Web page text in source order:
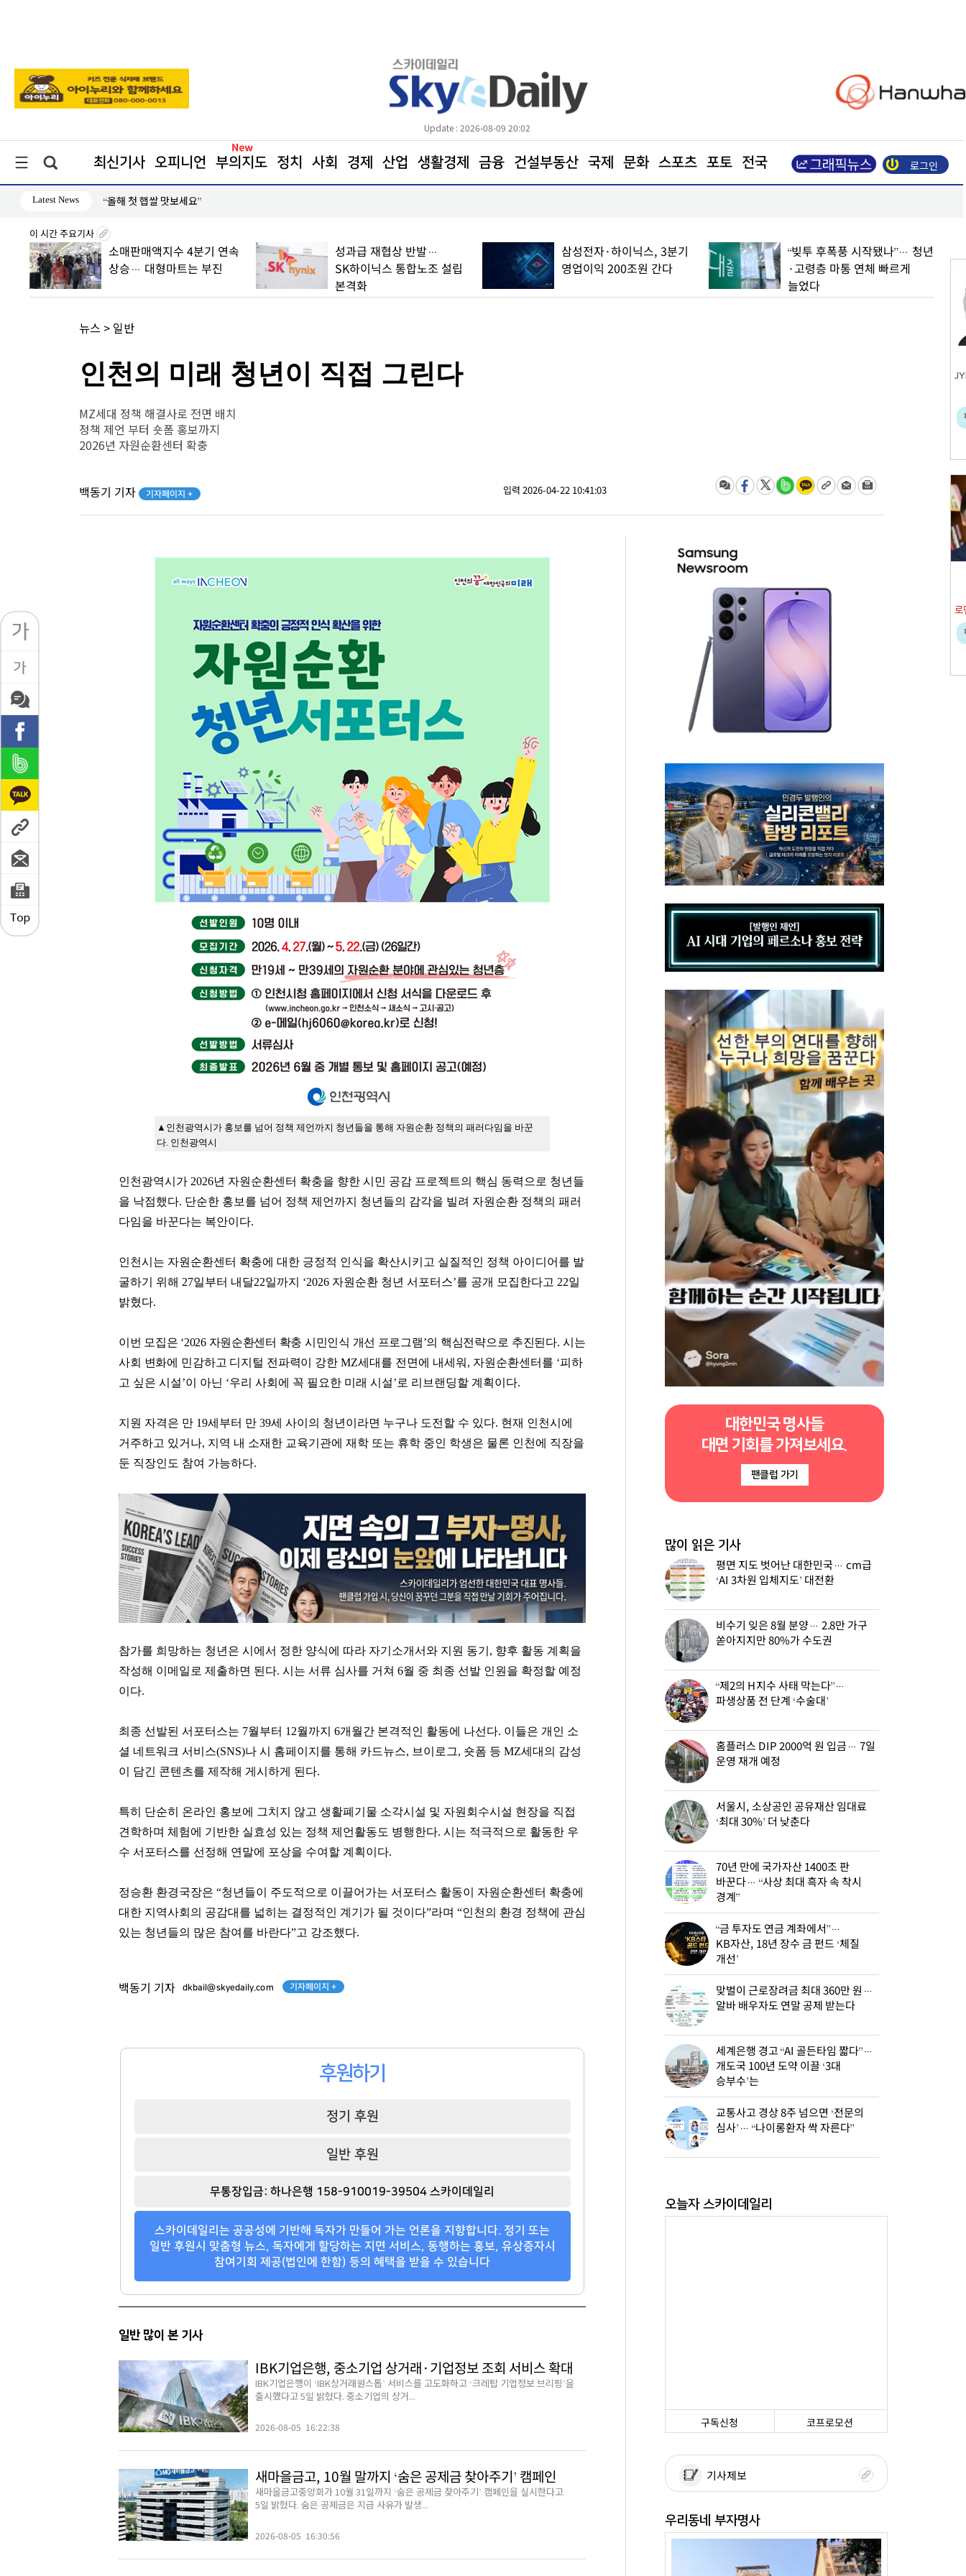
Update : 2026-08-09 20:02
최신기사 오피니언 부의지도 정치 사회 경제 산업 생활경제 금융 건설부동산 국제 문화 스포츠 포토 전국 로그인
Latest News “올해 첫 햅쌀 맛보세요”
이 시간 주요기사
소매판매액지수 4분기 연속
상승… 대형마트는 부진
성과급 재협상 반발…
SK하이닉스 통합노조 설립
본격화
삼성전자·하이닉스, 3분기
영업이익 200조원 간다
“빚투 후폭풍 시작됐나”… 청년
·고령층 마통 연체 빠르게
늘었다
뉴스 > 일반
인천의 미래 청년이 직접 그린다
MZ세대 정책 해결사로 전면 배치
정책 제언 부터 숏폼 홍보까지
2026년 자원순환센터 확충
백동기 기자 기자페이지 + 입력 2026-04-22 10:41:03
▲ 인천광역시가 홍보를 넘어 정책 제언까지 청년들을 통해 자원순환 정책의 패러다임을 바꾼
다. 인천광역시
인천광역시가 2026년 자원순환센터 확충을 향한 시민 공감 프로젝트의 핵심 동력으로 청년들
을 낙점했다. 단순한 홍보를 넘어 정책 제언까지 청년들의 감각을 빌려 자원순환 정책의 패러
다임을 바꾼다는 복안이다.
인천시는 자원순환센터 확충에 대한 긍정적 인식을 확산시키고 실질적인 정책 아이디어를 발
굴하기 위해 27일부터 내달22일까지 ‘2026 자원순환 청년 서포터스’를 공개 모집한다고 22일
밝혔다.
이번 모집은 ‘2026 자원순환센터 확충 시민인식 개선 프로그램’의 핵심전략으로 추진된다. 시는
사회 변화에 민감하고 디지털 전파력이 강한 MZ세대를 전면에 내세워 , 자원순환센터를 ‘피하
고 싶은 시설’이 아닌 ‘우리 사회에 꼭 필요한 미래 시설’로 리브랜딩할 계획이다.
지원 자격은 만 19세부터 만 39세 사이의 청년이라면 누구나 도전할 수 있다. 현재 인천시에
거주하고 있거나, 지역 내 소재한 교육기관에 재학 또는 휴학 중인 학생은 물론 인천에 직장을
둔 직장인도 참여 가능하다.
박종문
삼성증권
롯데캐슬갤럭시
팬클럽 참여
이환주
KB국민은행
은평뉴타운폭포동힐스테이트4-2단지
팬클럽 참여
윤웅섭
일동제약
신한엔시모
팬클럽 참여
HK이노엔
서초호반써밋
오뚜기
이니그마빌2
참가를 희망하는 청년은 시에서 정한 양식에 따라 자기소개서와 지원 동기 , 향후 활동 계획을
작성해 이메일로 제출하면 된다. 시는 서류 심사를 거쳐 6월 중 최종 선발 인원을 확정할 예정
이다.
최종 선발된 서포터스는 7월부터 12월까지 6개월간 본격적인 활동에 나선다. 이들은 개인 소
셜 네트워크 서비스(SNS)나 시 홈페이지를 통해 카드뉴스, 브이로그, 숏폼 등 MZ세대의 감성
이 담긴 콘텐츠를 제작해 게시하게 된다.
특히 단순히 온라인 홍보에 그치지 않고 생활폐기물 소각시설 및 자원회수시설 현장을 직접
견학하며 체험에 기반한 실효성 있는 정책 제언활동도 병행한다. 시는 적극적으로 활동한 우
수 서포터스를 선정해 연말에 포상을 수여할 계획이다.
정승환 환경국장은 “청년들이 주도적으로 이끌어가는 서포터스 활동이 자원순환센터 확충에
대한 지역사회의 공감대를 넓히는 결정적인 계기가 될 것이다”라며 “인천의 환경 정책에 관심
있는 청년들의 많은 참여를 바란다”고 강조했다.
백동기 기자 dkbail@skyedaily.com 기자페이지 +
후원하기
정기 후원
일반 후원
무통장입금: 하나은행 158-910019-39504 스카이데일리
스카이데일리는 공공성에 기반해 독자가 만들어 가는 언론을 지향합니다. 정기 또는
일반 후원시 맞춤형 뉴스, 독자에게 할당하는 지면 서비스, 동행하는 홍보, 유상증자시
참여기회 제공(법인에 한함) 등의 혜택을 받을 수 있습니다
일반 많이 본 기사
IBK기업은행, 중소기업 상거래·기업정보 조회 서비스 확대
IBK기업은행이 ‘IBK상거래원스톱’ 서비스를 고도화하고 ‘크레탑 기업정보 브리핑’을
출시했다고 5일 밝혔다. 중소기업의 상거...
2026-08-05 16:22:38
새마을금고, 10월 말까지 ‘숨은 공제금 찾아주기’ 캠페인
새마을금고중앙회가 10월 31일까지 ‘숨은 공제금 찾아주기’ 캠페인을 실시한다고
5일 밝혔다. 숨은 공제금은 지급 사유가 발생...
2026-08-05 16:30:56
대한민국 명사들
대면 기회를 가져보세요.
팬클럽 가기
많이 읽은 기사
평면 지도 벗어난 대한민국… cm급
‘AI 3차원 입체지도’ 대전환
비수기 잊은 8월 분양… 2.8만 가구
쏟아지지만 80%가 수도권
“제2의 H지수 사태 막는다”…
파생상품 전 단계 ‘수술대’
홈플러스 DIP 2000억 원 입금… 7일
운영 재개 예정
서울시, 소상공인 공유재산 임대료
‘최대 30%’ 더 낮춘다
70년 만에 국가자산 1400조 판
바꾼다… “사상 최대 흑자 속 착시
경계”
“금 투자도 연금 계좌에서”…
KB자산, 18년 장수 금 펀드 ‘체질
개선’
맞벌이 근로장려금 최대 360만 원…
알바 배우자도 연말 공제 받는다
세계은행 경고 “AI 골든타임 짧다”…
개도국 100년 도약 이끌 ‘3대
승부수’는
교통사고 경상 8주 넘으면 ‘전문의
심사’… “나이롱환자 싹 자른다”
오늘자 스카이데일리
구독신청 코프로모션
기사제보
우리동네 부자명사